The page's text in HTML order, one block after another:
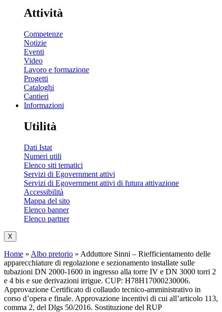
Attività
Competenze
Notizie
Eventi
Video
Lavoro e formazione
Progetti
Cataloghi
Cantieri
Informazioni
Utilità
Dati Istat
Numeri utili
Elenco siti tematici
Servizi di Egovernment attivi
Servizi di Egovernment attivi di futura attivazione
Accessibilità
Mappa del sito
Elenco banner
Elenco partner
X
Home » Albo pretorio » Adduttore Sinni – Riefficientamento delle
apparecchiature di regolazione e sezionamento installate sulle
tubazioni DN 2000-1600 in ingresso alla torre IV e DN 3000 torri 2
e 4 bis e sue derivazioni irrigue. CUP: H78H17000230006.
Approvazione Certificato di collaudo tecnico-amministrativo in
corso d’opera e finale. Approvazione incentivi di cui all’articolo 113,
comma 2, del Dlgs 50/2016. Sostituzione del RUP